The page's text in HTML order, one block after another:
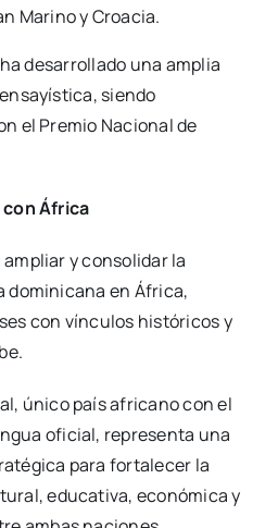
Marino y Croacia.
desarrollado una amplia
siendo
el Premio Nacional de
África
y consolidar la
dominicana en África,
con vínculos históricos y
único país africano con el
oficial, representa una
para fortalecer la
educativa, económica y